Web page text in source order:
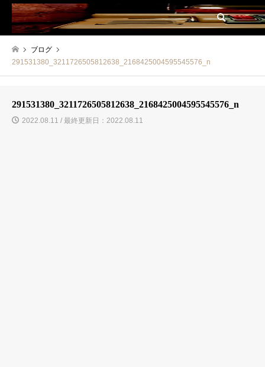
検索
ブログ
291531380_3211726505812638_2168425004595545576_n
291531380_3211726505812638_2168425004595545576_n
2022.08.11 / 最終更新日：2022.08.11